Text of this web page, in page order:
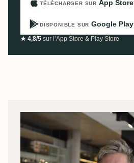
TÉLÉCHARGER SUR App Store
DISPONIBLE SUR Google Play
★ 4,8/5 sur l’App Store & Play Store